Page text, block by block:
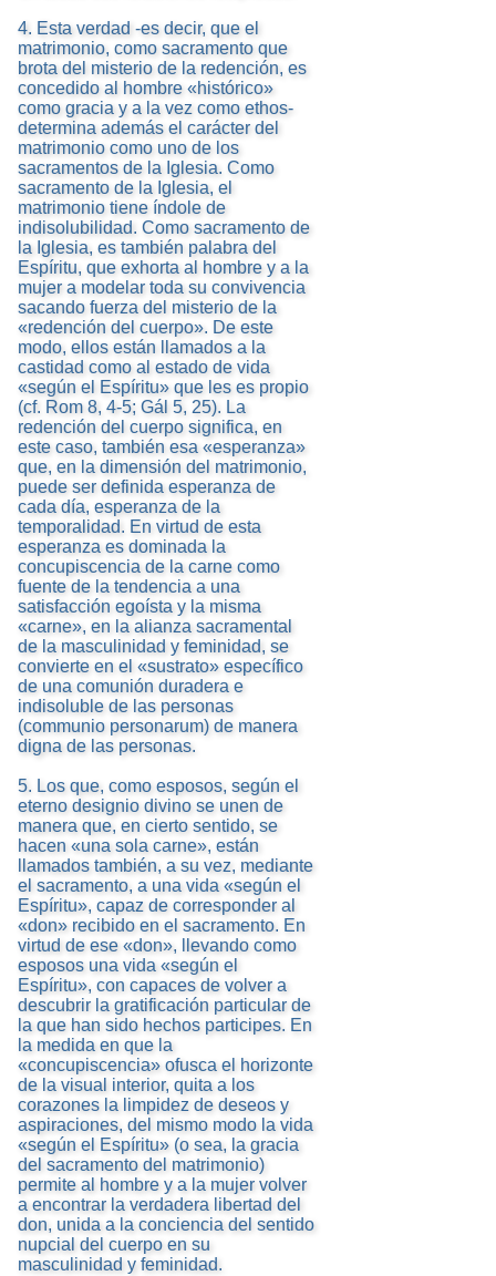
4. Esta verdad -es decir, que el
matrimonio, como sacramento que
brota del misterio de la redención, es
concedido al hombre «histórico»
como gracia y a la vez como ethos-
determina además el carácter del
matrimonio como uno de los
sacramentos de la Iglesia. Como
sacramento de la Iglesia, el
matrimonio tiene índole de
indisolubilidad. Como sacramento de
la Iglesia, es también palabra del
Espíritu, que exhorta al hombre y a la
mujer a modelar toda su convivencia
sacando fuerza del misterio de la
«redención del cuerpo». De este
modo, ellos están llamados a la
castidad como al estado de vida
«según el Espíritu» que les es propio
(cf. Rom 8, 4-5; Gál 5, 25). La
redención del cuerpo significa, en
este caso, también esa «esperanza»
que, en la dimensión del matrimonio,
puede ser definida esperanza de
cada día, esperanza de la
temporalidad. En virtud de esta
esperanza es dominada la
concupiscencia de la carne como
fuente de la tendencia a una
satisfacción egoísta y la misma
«carne», en la alianza sacramental
de la masculinidad y feminidad, se
convierte en el «sustrato» específico
de una comunión duradera e
indisoluble de las personas
(communio personarum) de manera
digna de las personas.
5. Los que, como esposos, según el
eterno designio divino se unen de
manera que, en cierto sentido, se
hacen «una sola carne», están
llamados también, a su vez, mediante
el sacramento, a una vida «según el
Espíritu», capaz de corresponder al
«don» recibido en el sacramento. En
virtud de ese «don», llevando como
esposos una vida «según el
Espíritu», con capaces de volver a
descubrir la gratificación particular de
la que han sido hechos participes. En
la medida en que la
«concupiscencia» ofusca el horizonte
de la visual interior, quita a los
corazones la limpidez de deseos y
aspiraciones, del mismo modo la vida
«según el Espíritu» (o sea, la gracia
del sacramento del matrimonio)
permite al hombre y a la mujer volver
a encontrar la verdadera libertad del
don, unida a la conciencia del sentido
nupcial del cuerpo en su
masculinidad y feminidad.